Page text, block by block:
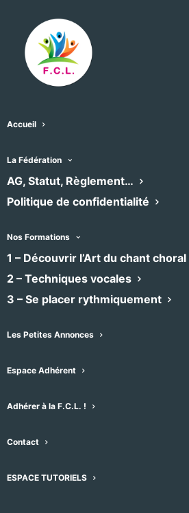
Accueil
La Fédération
AG, Statut, Règlement…
Politique de confidentialité
Nos Formations
1 – Découvrir l’Art du chant choral
2 – Techniques vocales
3 – Se placer rythmiquement
Les Petites Annonces
Espace Adhérent
Adhérer à la F.C.L. !
Contact
ESPACE TUTORIELS
Le Choeur des
Tamaloup